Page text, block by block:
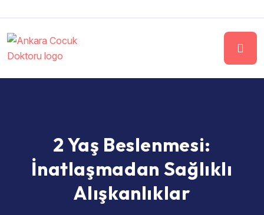
2 Yaş Beslenmesi:
İnatlaşmadan Sağlıklı
Alışkanlıklar